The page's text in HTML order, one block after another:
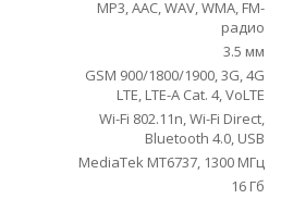
MP3, AAC, WAV, WMA, FM-
радио
3.5 мм
GSM 900/1800/1900, 3G, 4G
LTE, LTE-A Cat. 4, VoLTE
Wi-Fi 802.11n, Wi-Fi Direct,
Bluetooth 4.0, USB
MediaTek MT6737, 1300 МГц
16 Гб